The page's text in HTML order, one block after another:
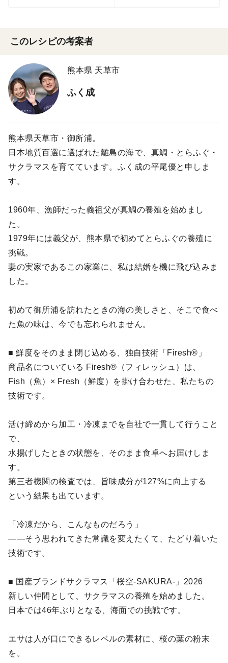
このレシピの考案者
熊本県 天草市
ふく成
熊本県天草市・御所浦。
日本地質百選に選ばれた離島の海で、真鯛・とらふぐ・
サクラマスを育てています。ふく成の平尾優と申しま
す。
1960年、漁師だった義祖父が真鯛の養殖を始めまし
た。
1979年には義父が、熊本県で初めてとらふぐの養殖に
挑戦。
妻の実家であるこの家業に、私は結婚を機に飛び込みま
した。
初めて御所浦を訪れたときの海の美しさと、そこで食べ
た魚の味は、今でも忘れられません。
■ 鮮度をそのまま閉じ込める、独自技術「Firesh®」
商品名についている Firesh®（フィレッシュ）は、
Fish（魚）× Fresh（鮮度）を掛け合わせた、私たちの
技術です。
活け締めから加工・冷凍までを自社で一貫して行うこと
で、
水揚げしたときの状態を、そのまま食卓へお届けしま
す。
第三者機関の検査では、旨味成分が127%に向上する
という結果も出ています。
「冷凍だから、こんなものだろう」
——そう思われてきた常識を変えたくて、たどり着いた
技術です。
■ 国産ブランドサクラマス「桜空-SAKURA-」2026
新しい仲間として、サクラマスの養殖を始めました。
日本では46年ぶりとなる、海面での挑戦です。
エサは人が口にできるレベルの素材に、桜の葉の粉末
を。